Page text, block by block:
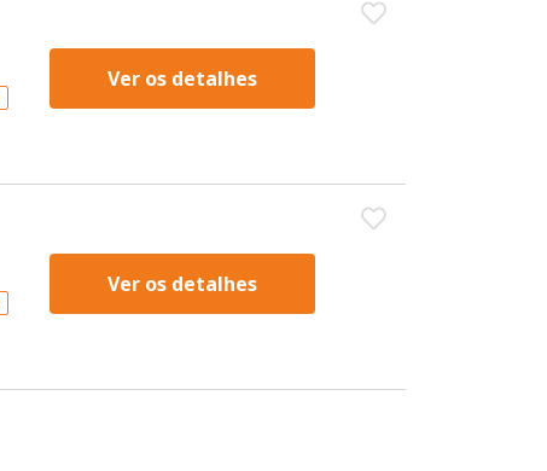
Ver os detalhes
Ver os detalhes